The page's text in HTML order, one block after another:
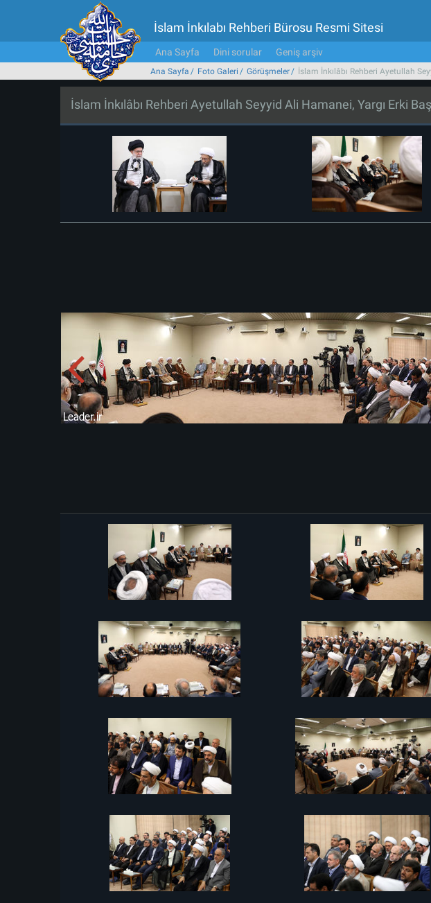
İslam İnkılabı Rehberi Bürosu Resmi Sitesi
Ana Sayfa Dini sorular Geniş arşiv
Ana Sayfa Foto Galeri Görüşmeler İslam İnkılâbı Rehberi Ayetullah
İslam İnkılâbı Rehberi Ayetullah Seyyid Ali Hamanei, Yargı Erki